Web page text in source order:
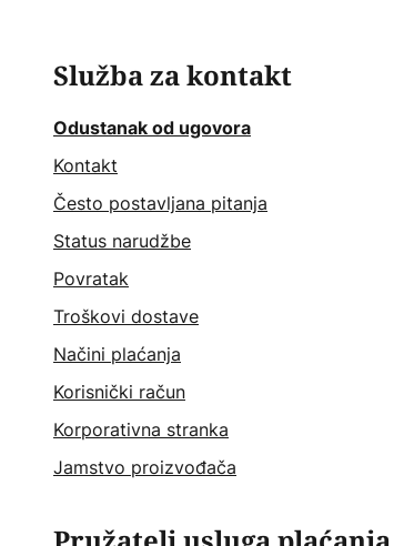
Služba za kontakt
Odustanak od ugovora
Kontakt
Često postavljana pitanja
Status narudžbe
Povratak
Troškovi dostave
Načini plaćanja
Korisnički račun
Korporativna stranka
Jamstvo proizvođača